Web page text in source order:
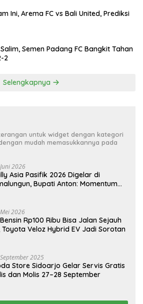
Ini, Arema FC vs Bali United, Prediksi
Semen Padang FC Bangkit Tahan
2
Selengkapnya
untuk widget dengan kategori
mudah memasukkannya pada
2026
Asia Pasifik 2026 Digelar di
Bupati Anton: Momentum
2026
Rp100 Ribu Bisa Jalan Sejauh
Toyota Veloz Hybrid EV Jadi Sorotan
2025
Store Sidoarjo Gelar Servis Gratis
dan Molis 27–28 September